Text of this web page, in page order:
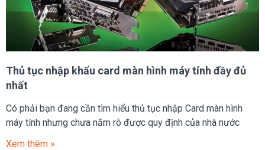
Thủ tục nhập khẩu card màn hình máy tính đầy đủ
nhất
Có phải bạn đang cần tìm hiểu thủ tục nhập Card màn hình
máy tính nhưng chưa nắm rõ được quy định của nhà nước
Xem thêm »